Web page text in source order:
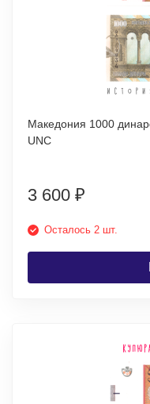
Македония 1000
UNC
3 600 ₽
Осталось 2 шт.